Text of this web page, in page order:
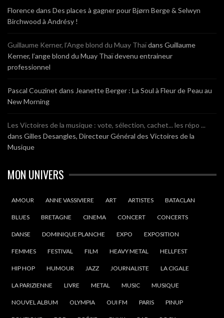
Florencedans Des places à gagner pour Bjørn Berge & Selwyn
Birchwood à Andrésy !
Guillaume Kerner, l’Ange blond du Muay Thaïdans Guillaume
Kerner, l’ange blond du Muay Thaï devenu entraineur
professionnel
Pascal Couzinet dans Jeanette Berger : La Soul à Fleur de Peau au
New Morning
Les Victoires de la musique : vote, sélection, cachet... les répo ...
dans Gilles Desangles, Directeur Général des Victoires de la
Musique
MON UNIVERS
AMOUR ANNE VASSIVIERE ART ARTISTES BATACLAN
BLUES BRETAGNE CINEMA CONCERT CONCERTS
DANSE DOMINIQUE PLANCHE EXPO EXPOSITION
FEMMES FESTIVAL FILM HEAVY METAL HELLFEST
HIP HOP HUMOUR JAZZ JOURNALISTE LA CIGALE
LA PARIZIENNE LIVRE METAL MUSIC MUSIQUE
NOUVEL ALBUM OLYMPIA OUI FM PARIS PINUP